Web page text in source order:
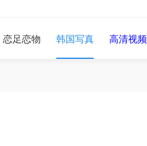
恋足恋物 韩国写真 高清视频